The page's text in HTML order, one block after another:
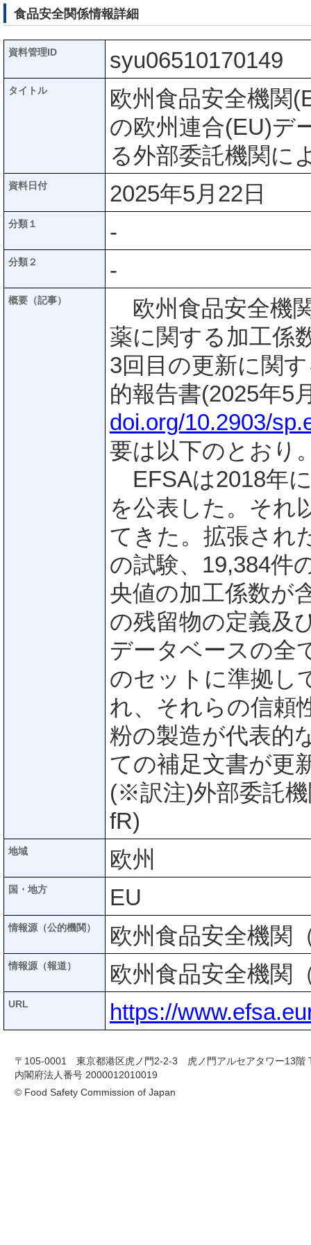
食品安全関係情報詳細
資料管理ID syu06510170149
タイトル
欧州食品安全機関
の欧州連合(EU)デ
る外部委託機関に
資料日付 2025年5月22日
分類１ -
分類２ -
概要（記事）
欧州食品安全機
薬に関する加工係
3回目の更新に関
的報告書(2025年5
doi.org/10.2903/
要は以下のとおり
EFSAは2018年
を公表した。それ
てきた。拡張され
の試験、19,384件
央値の加工係数が
の残留物の定義及
データベースの全
のセットに準拠し
れ、それらの信頼
粉の製造が代表的
ての補足文書が更
(※訳注)外部委託
fR)
地域 欧州
国・地方 EU
情報源（公的機関） 欧州食品安全機関
情報源（報道） 欧州食品安全機関
URL https://
〒105-0001 東京都港区虎ノ門2-2-3 虎ノ門アルセアタワー13階
内閣府法人番号 2000012010019
© Food Safety Commission of Japan